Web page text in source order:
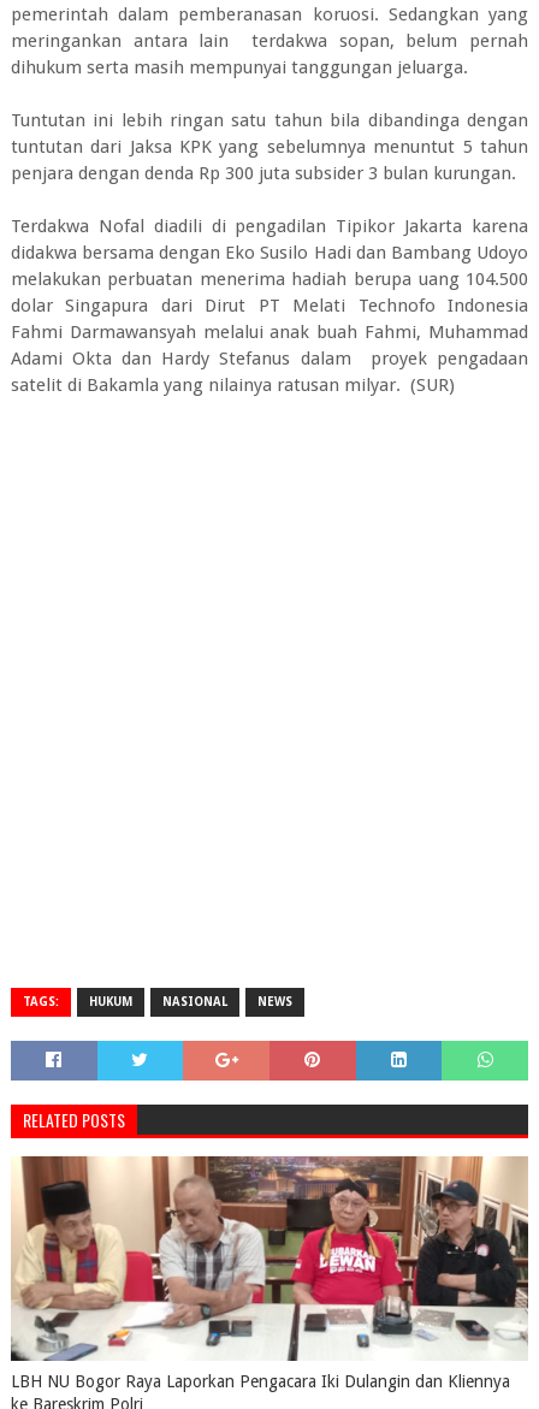
pemerintah dalam pemberanasan koruosi. Sedangkan yang
meringankan antara lain terdakwa sopan, belum pernah
dihukum serta masih mempunyai tanggungan jeluarga.
Tuntutan ini lebih ringan satu tahun bila dibandinga dengan
tuntutan dari Jaksa KPK yang sebelumnya menuntut 5 tahun
penjara dengan denda Rp 300 juta subsider 3 bulan kurungan.
Terdakwa Nofal diadili di pengadilan Tipikor Jakarta karena
didakwa bersama dengan Eko Susilo Hadi dan Bambang Udoyo
melakukan perbuatan menerima hadiah berupa uang 104.500
dolar Singapura dari Dirut PT Melati Technofo Indonesia
Fahmi Darmawansyah melalui anak buah Fahmi, Muhammad
Adami Okta dan Hardy Stefanus dalam proyek pengadaan
satelit di Bakamla yang nilainya ratusan milyar. (SUR)
TAGS: HUKUM NASIONAL NEWS
RELATED POSTS
LBH NU Bogor Raya Laporkan Pengacara Iki Dulangin dan Kliennya
ke Bareskrim Polri